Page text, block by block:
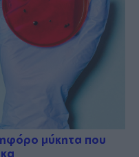
μύκητα που